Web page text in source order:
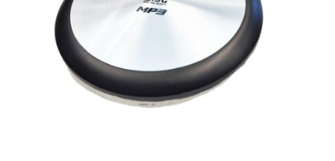
CD-MP3-Player soundmaster